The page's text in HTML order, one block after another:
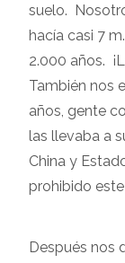
suelo.
hacía casi 7
2.000 años.
También nos
años, gente
las llevaba a
China y
prohibido
Después nos